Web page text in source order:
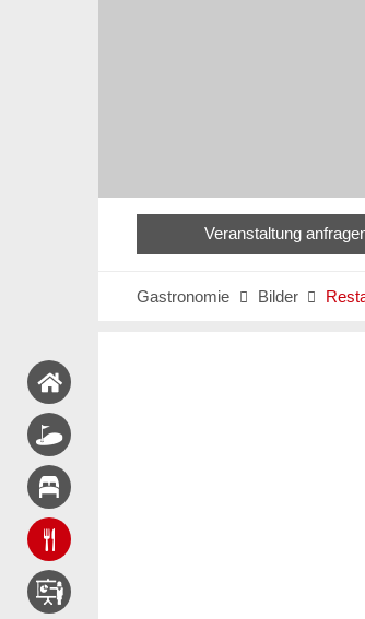
Veranstaltung
Gastronomie  Bilder 